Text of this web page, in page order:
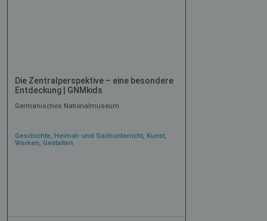
Die Zentralperspektive – eine besondere
Entdeckung | GNMkids
Germanisches Nationalmuseum
Geschichte, Heimat- und Sachunterricht, Kunst,
Werken, Gestalten